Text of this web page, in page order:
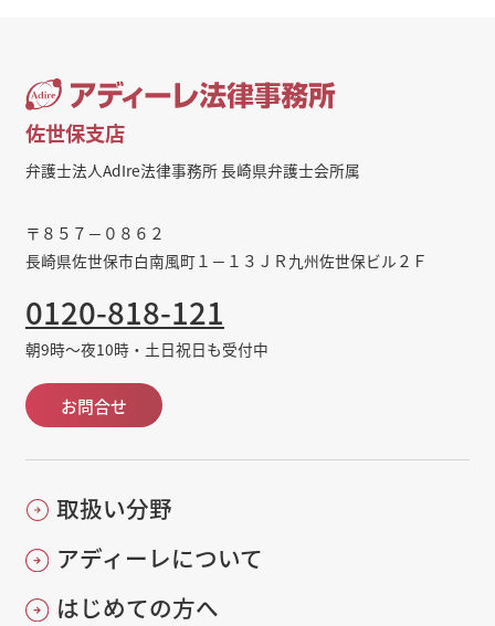
佐世保支店
弁護士法人AdIre法律事務所 長崎県弁護士会所属
〒８５７－０８６２
長崎県佐世保市白南風町１－１３ＪＲ九州佐世保ビル２Ｆ
0120-818-121
朝9時～夜10時・土日祝日も受付中
お問合せ
取扱い分野
アディーレについて
はじめての方へ